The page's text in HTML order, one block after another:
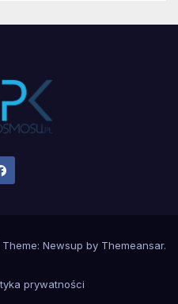
Theme: Newsup by Themeansar.
prywatności